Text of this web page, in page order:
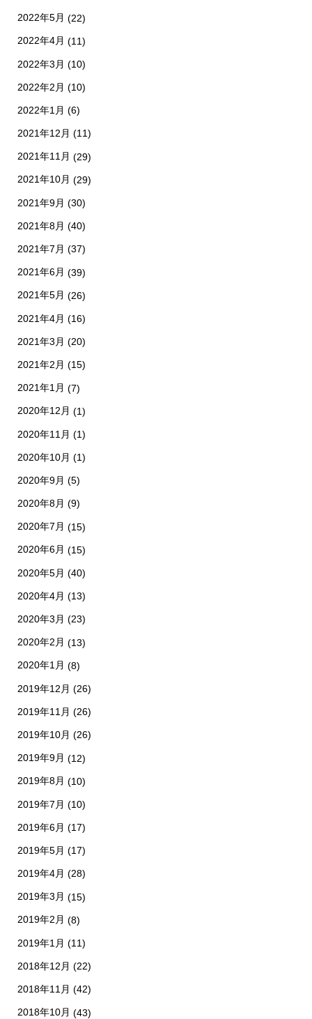
2022年5月 (22)
2022年4月 (11)
2022年3月 (10)
2022年2月 (10)
2022年1月 (6)
2021年12月 (11)
2021年11月 (29)
2021年10月 (29)
2021年9月 (30)
2021年8月 (40)
2021年7月 (37)
2021年6月 (39)
2021年5月 (26)
2021年4月 (16)
2021年3月 (20)
2021年2月 (15)
2021年1月 (7)
2020年12月 (1)
2020年11月 (1)
2020年10月 (1)
2020年9月 (5)
2020年8月 (9)
2020年7月 (15)
2020年6月 (15)
2020年5月 (40)
2020年4月 (13)
2020年3月 (23)
2020年2月 (13)
2020年1月 (8)
2019年12月 (26)
2019年11月 (26)
2019年10月 (26)
2019年9月 (12)
2019年8月 (10)
2019年7月 (10)
2019年6月 (17)
2019年5月 (17)
2019年4月 (28)
2019年3月 (15)
2019年2月 (8)
2019年1月 (11)
2018年12月 (22)
2018年11月 (42)
2018年10月 (43)